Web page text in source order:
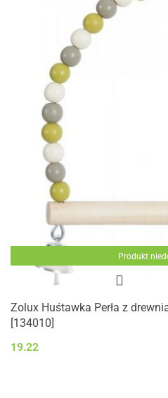
Produkt
Zolux Huśtawka Perła z
[134010]
19.22